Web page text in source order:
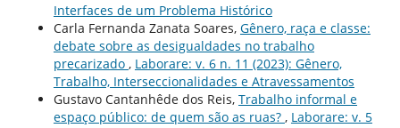
Interfaces de um Problema Histórico
Carla Fernanda Zanata Soares, Gênero, raça e classe:
debate sobre as desigualdades no trabalho
precarizado , Laborare: v. 6 n. 11 (2023): Gênero,
Trabalho, Interseccionalidades e Atravessamentos
Gustavo Cantanhêde dos Reis, Trabalho informal e
espaço público: de quem são as ruas? , Laborare: v. 5